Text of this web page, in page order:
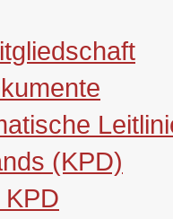
(KPD)